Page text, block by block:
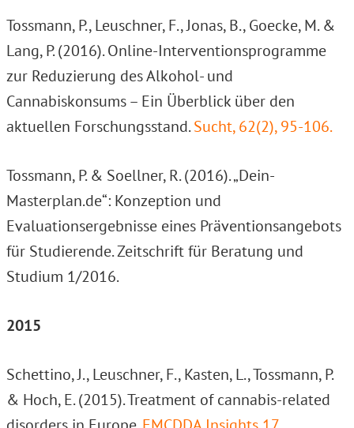
Tossmann, P., Leuschner, F., Jonas, B., Goecke, M. &
Lang, P. (2016). Online-Interventionsprogramme
zur Reduzierung des Alkohol- und
Cannabiskonsums – Ein Überblick über den
aktuellen Forschungsstand.Sucht, 62(2), 95-106.
Tossmann, P. & Soellner, R. (2016). „Dein-
Masterplan.de“: Konzeption und
Evaluationsergebnisse eines Präventionsangebots
für Studierende. Zeitschrift für Beratung und
Studium 1/2016.
2015
Schettino, J., Leuschner, F., Kasten, L., Tossmann, P.
& Hoch, E. (2015). Treatment of cannabis-related